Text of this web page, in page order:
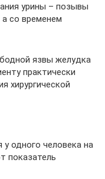
урины – позывы
со временем
язвы желудка
практически
хирургической
одного человека на
показатель